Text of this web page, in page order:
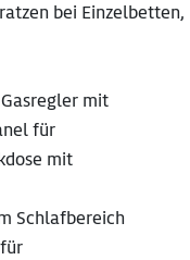
bei Einzelbetten,
mit
für
mit
Schlafbereich